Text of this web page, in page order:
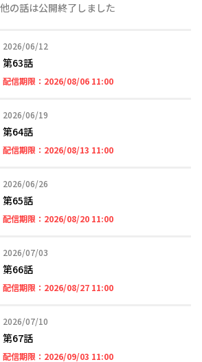
の話は公開終了しました
2026/06/12
2026年06月12日
第63話
配信期限： 2026/08/06 11:002026年08月06日 11時
2026/06/19
2026年06月19日
第64話
配信期限： 2026/08/13 11:002026年08月13日 11時
2026/06/26
2026年06月26日
第65話
配信期限： 2026/08/20 11:002026年08月20日 11時
2026/07/03
2026年07月03日
第66話
配信期限： 2026/08/27 11:002026年08月27日 11時
2026/07/10
2026年07月10日
第67話
配信期限： 2026/09/03 11:002026年09月03日 11時